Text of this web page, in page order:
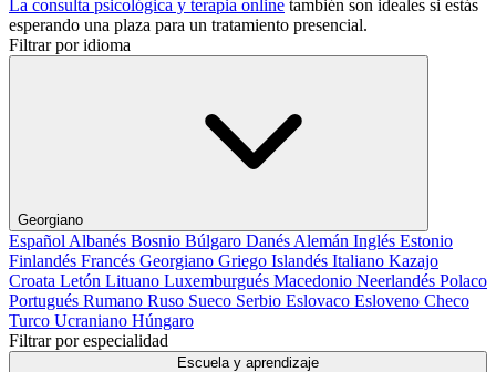
La consulta psicológica y terapia online también son ideales si estás
esperando una plaza para un tratamiento presencial.
Filtrar por idioma
Georgiano
Español Albanés Bosnio Búlgaro Danés Alemán Inglés Estonio
Finlandés Francés Georgiano Griego Islandés Italiano Kazajo
Croata Letón Lituano Luxemburgués Macedonio Neerlandés Polaco
Portugués Rumano Ruso Sueco Serbio Eslovaco Esloveno Checo
Turco Ucraniano Húngaro
Filtrar por especialidad
Escuela y aprendizaje